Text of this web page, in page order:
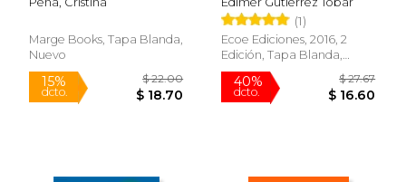
Inglés)
Marge Books, Tapa Blanda,
Nuevo
aptitudes
(1)
Ecoe Ediciones, 2016, 2
Edición, Tapa Blanda,
Nuevo